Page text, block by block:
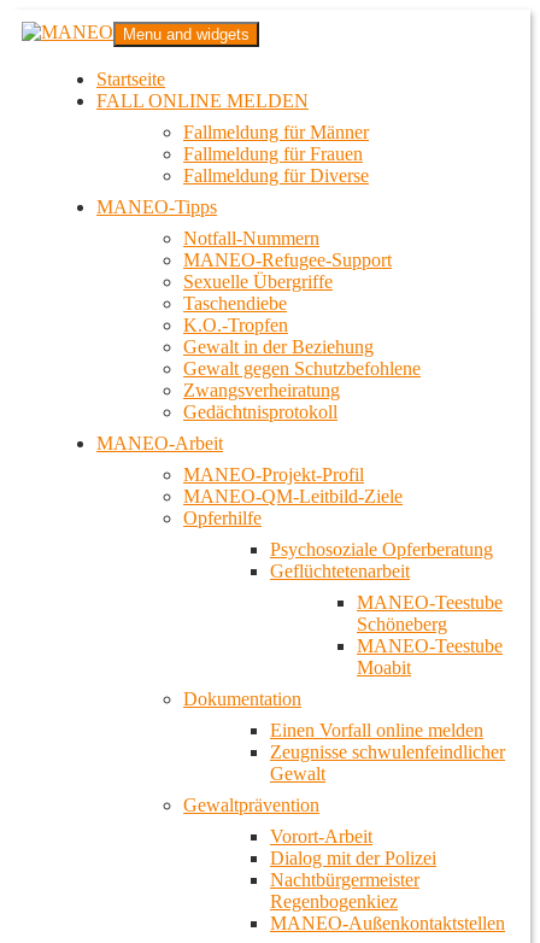
Zum
InhaltMANEO
Das schwule Anti-Gewalt-Projekt in Berlin
Menu and widgets
Startseite
FALL ONLINE MELDEN
Fallmeldung für Männer
Fallmeldung für Frauen
Fallmeldung für Diverse
MANEO-Tipps
Notfall-Nummern
MANEO-Refugee-Support
Sexuelle Übergriffe
Taschendiebe
K.O.-Tropfen
Gewalt in der Beziehung
Gewalt gegen Schutzbefohlene
Zwangsverheiratung
Gedächtnisprotokoll
MANEO-Arbeit
MANEO-Projekt-Profil
MANEO-QM-Leitbild-Ziele
Opferhilfe
Psychosoziale Opferberatung
Geflüchtetenarbeit
MANEO-Teestube
Schöneberg
MANEO-Teestube
Moabit
Dokumentation
Einen Vorfall online melden
Zeugnisse schwulenfeindlicher
Gewalt
Gewaltprävention
Vorort-Arbeit
Dialog mit der Polizei
Nachtbürgermeister
Regenbogenkiez
MANEO-Außenkontaktstellen